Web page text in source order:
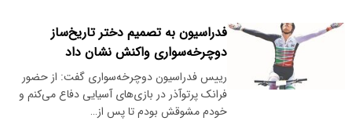
فدراسیون به تصمیم دختر تاریخ‌ساز
دوچرخه‌سواری واکنش نشان داد
رییس فدراسیون دوچرخه‌سواری گفت: از حضور
فرانک پرتوآذر در بازی‌های آسیایی دفاع می‌کنم و
خودم مشوقش بودم تا پس از…